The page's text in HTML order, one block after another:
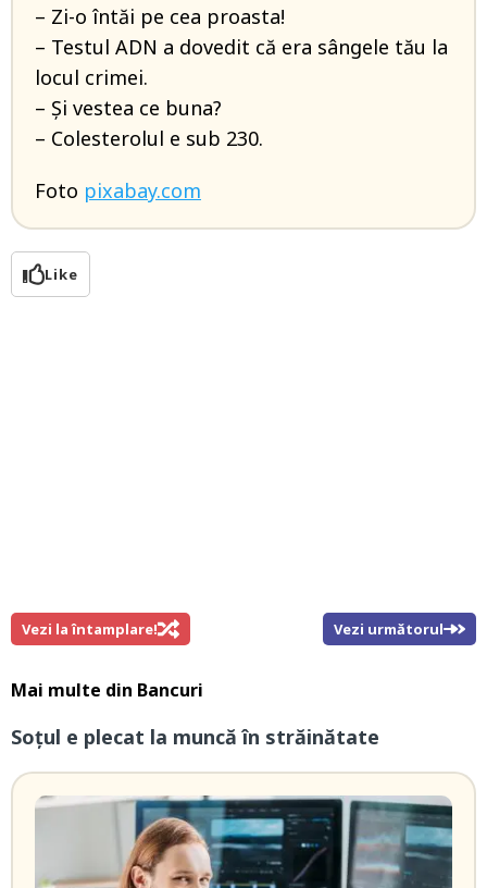
– Zi-o întăi pe cea proasta!
– Testul ADN a dovedit că era sângele tău la
locul crimei.
– Și vestea ce buna?
– Colesterolul e sub 230.
Foto pixabay.com
Like
Vezi la întamplare! Vezi următorul
Mai multe din Bancuri
Soțul e plecat la muncă în străinătate